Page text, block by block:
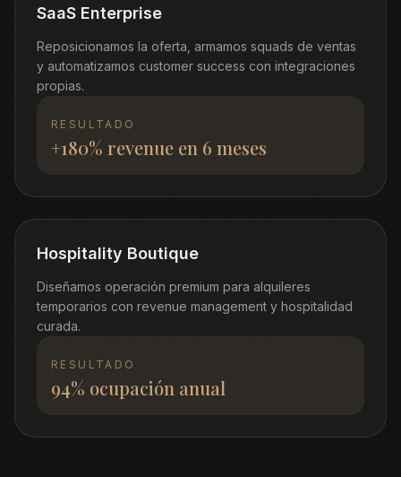
SaaS Enterprise
Reposicionamos la oferta, armamos squads de ventas
y automatizamos customer success con integraciones
propias.
RESULTADO
+180% revenue en 6 meses
Hospitality Boutique
Diseñamos operación premium para alquileres
temporarios con revenue management y hospitalidad
curada.
RESULTADO
94% ocupación anual